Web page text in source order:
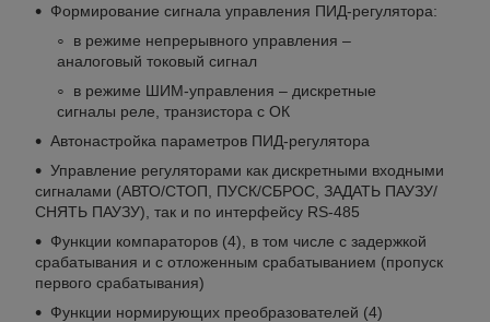
Формирование сигнала управления ПИД-регулятора:
в режиме непрерывного управления –
аналоговый токовый сигнал
в режиме ШИМ-управления – дискретные
сигналы реле, транзистора с ОК
Автонастройка параметров ПИД-регулятора
Управление регуляторами как дискретными входными
сигналами (АВТО/СТОП, ПУСК/СБРОС, ЗАДАТЬ ПАУЗУ/
СНЯТЬ ПАУЗУ), так и по интерфейсу RS-485
Функции компараторов (4), в том числе с задержкой
срабатывания и с отложенным срабатыванием (пропуск
первого срабатывания)
Функции нормирующих преобразователей (4)